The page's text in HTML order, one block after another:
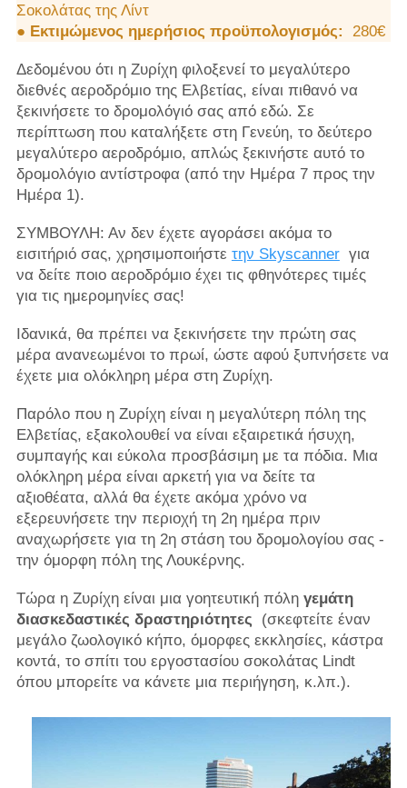
Σοκολάτας της Λίντ
● Εκτιμώμενος ημερήσιος προϋπολογισμός: 280€
Δεδομένου ότι η Ζυρίχη φιλοξενεί το μεγαλύτερο
διεθνές αεροδρόμιο της Ελβετίας, είναι πιθανό να
ξεκινήσετε το δρομολόγιό σας από εδώ. Σε
περίπτωση που καταλήξετε στη Γενεύη, το δεύτερο
μεγαλύτερο αεροδρόμιο, απλώς ξεκινήστε αυτό το
δρομολόγιο αντίστροφα (από την Ημέρα 7 προς την
Ημέρα 1).
ΣΥΜΒΟΥΛΗ: Αν δεν έχετε αγοράσει ακόμα το
εισιτήριό σας, χρησιμοποιήστε την Skyscannerγια
να δείτε ποιο αεροδρόμιο έχει τις φθηνότερες τιμές
για τις ημερομηνίες σας!
Ιδανικά, θα πρέπει να ξεκινήσετε την πρώτη σας
μέρα ανανεωμένοι το πρωί, ώστε αφού ξυπνήσετε να
έχετε μια ολόκληρη μέρα στη Ζυρίχη.
Παρόλο που η Ζυρίχη είναι η μεγαλύτερη πόλη της
Ελβετίας, εξακολουθεί να είναι εξαιρετικά ήσυχη,
συμπαγής και εύκολα προσβάσιμη με τα πόδια. Μια
ολόκληρη μέρα είναι αρκετή για να δείτε τα
αξιοθέατα, αλλά θα έχετε ακόμα χρόνο να
εξερευνήσετε την περιοχή τη 2η ημέρα πριν
αναχωρήσετε για τη 2η στάση του δρομολογίου σας -
την όμορφη πόλη της Λουκέρνης.
Τώρα η Ζυρίχη είναι μια γοητευτική πόλη γεμάτη
διασκεδαστικές δραστηριότητες (σκεφτείτε έναν
μεγάλο ζωολογικό κήπο, όμορφες εκκλησίες, κάστρα
κοντά, το σπίτι του εργοστασίου σοκολάτας Lindt
όπου μπορείτε να κάνετε μια περιήγηση, κ.λπ.).